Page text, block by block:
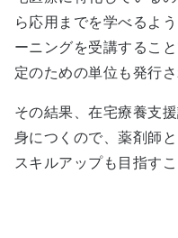
ら応用までを学べるよ
ーニングを受講するこ
定のための単位も発行さ
その結果、在宅療養支
身につくので、薬剤師
スキルアップも目指す